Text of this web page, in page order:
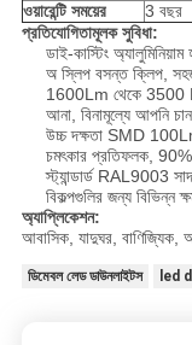
ওয়ারেন্টি সময়ের
3 বছর
প্রতিযোগিতামূলক সুবিধা:
ডাই-কাস্টিং
অ স্লিপ বসন্ত ক্লিপ,
1600Lm থেকে 3500
আনা, বিনামূল্যে আপনি
উচ্চ দক্ষতা SMD
চমৎকার প্রতিফলক, 90%
স্ট্যান্ডার্ড RAL9003
বিকল্পগুলির জন্য বিভিন্ন
অ্যাপ্লিকেশন:
আবাসিক, যাদুঘর, বাণিজ্যিক,
ডিমেবল লেড ডাউনলাইটস led